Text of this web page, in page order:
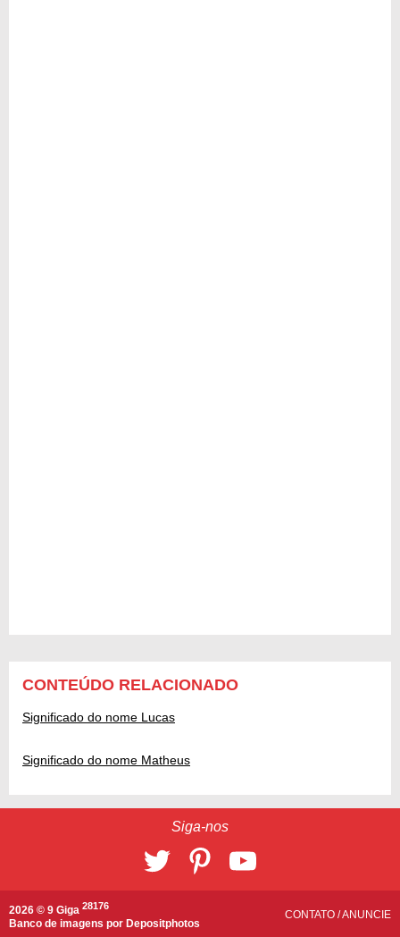
CONTEÚDO RELACIONADO
Significado do nome Lucas
Significado do nome Matheus
Siga-nos
2026 © 9 Giga 28176
Banco de imagens por Depositphotos
CONTATO /ANUNCIE